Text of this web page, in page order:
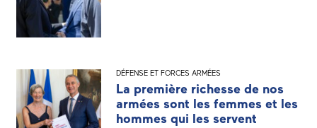
DÉFENSE ET FORCES ARMÉES
La première richesse de nos
armées sont les femmes et les
hommes qui les servent